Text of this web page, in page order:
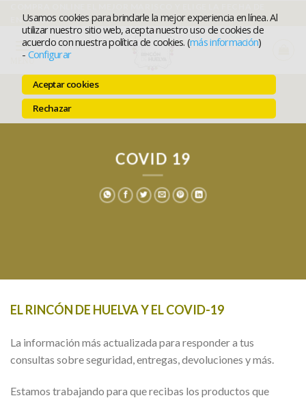
Usamos cookies para brindarle la mejor experiencia en línea. Al
utilizar nuestro sitio web, acepta nuestro uso de cookies de
acuerdo con nuestra política de cookies. (más información)
- Configurar
Aceptar cookies
Rechazar
contenido
ENTREGA
MENÚ
COVID 19
EL RINCÓN DE HUELVA Y EL COVID-19
La información más actualizada para responder a tus
consultas sobre seguridad, entregas, devoluciones y más.
Estamos trabajando para que recibas los productos que